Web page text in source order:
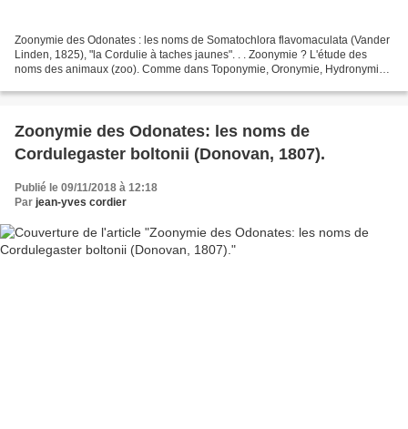
Zoonymie des Odonates : les noms de Somatochlora flavomaculata (Vander
Linden, 1825), "la Cordulie à taches jaunes". . . Zoonymie ? L'étude des
noms des animaux (zoo). Comme dans Toponymie, Oronymie, Hydronymie,
Zoonymie des Odonates: les noms de
Cordulegaster boltonii (Donovan, 1807).
Publié le 09/11/2018 à 12:18
Par jean-yves cordier